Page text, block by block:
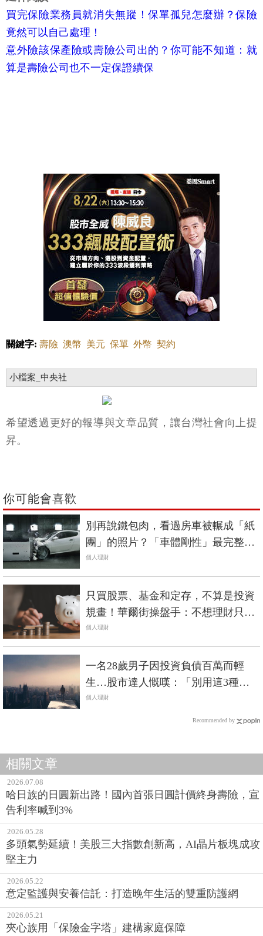
買完保險業務員就消失無蹤！保單孤兒怎麼辦？保險
竟然可以自己處理！
意外險該保產險或壽險公司出的？你可能不知道：就
算是壽險公司也不一定保證續保
關鍵字: 壽險 澳幣 美元 保單 外幣 契約
小檔案_中央社
希望透過更好的報導與文章品質，讓台灣社會向上提
昇。
你可能會喜歡
別再說鐵包肉，看過房車被輾成「紙
團」的照片？「車體剛性」最完整解
析《中價位進口車篇》
個人理財
只買股票、基金和定存，不算是投資
規畫！華爾街操盤手：不想理財只做
半套，須兼顧5大財務規畫
個人理財
一名28歲男子因投資負債百萬而輕
生…股市達人慨嘆：「別用這3種方
式做股票！」
個人理財
Recommended by
相關文章
2026.07.08
哈日族的日圓新出路！國內首張日圓計價終身壽險，宣
告利率喊到3%
2026.05.28
多頭氣勢延續！美股三大指數創新高，AI晶片板塊成攻
堅主力
2026.05.22
意定監護與安養信託：打造晚年生活的雙重防護網
2026.05.21
夾心族用「保險金字塔」建構家庭保障